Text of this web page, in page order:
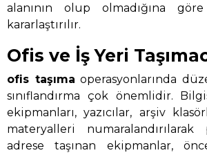
alanının olup olmadığına göre
kararlaştırılır.
Ofis ve İş Yeri
ofis taşıma operasyonlarında
sınıflandırma çok önemlidir.
ekipmanları, yazıcılar, arşiv
materyalleri
adrese taşınan ekipmanlar,